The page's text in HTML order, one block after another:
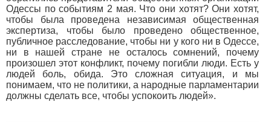
Одессы по событиям 2 мая. Что они хотят? Они хотят,
чтобы была проведена независимая общественная
экспертиза, чтобы было проведено общественное,
публичное расследование, чтобы ни у кого ни в Одессе,
ни в нашей стране не осталось сомнений, почему
произошел этот конфликт, почему погибли люди. Есть у
людей боль, обида. Это сложная ситуация, и мы
понимаем, что не политики, а народные парламентарии
должны сделать все, чтобы успокоить людей».